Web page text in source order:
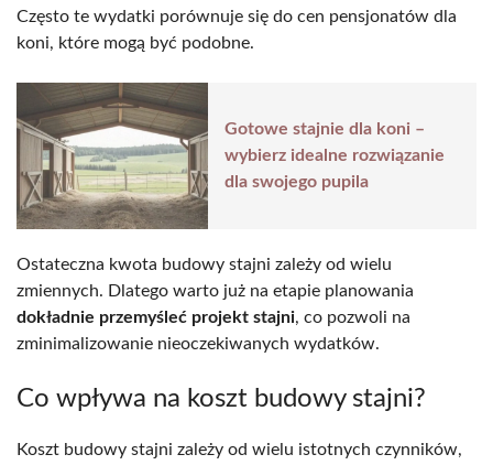
Często te wydatki porównuje się do cen pensjonatów dla
koni, które mogą być podobne.
Gotowe stajnie dla koni –
wybierz idealne rozwiązanie
dla swojego pupila
Ostateczna kwota budowy stajni zależy od wielu
zmiennych. Dlatego warto już na etapie planowania
dokładnie przemyśleć projekt stajni, co pozwoli na
zminimalizowanie nieoczekiwanych wydatków.
Co wpływa na koszt budowy stajni?
Koszt budowy stajni zależy od wielu istotnych czynników,